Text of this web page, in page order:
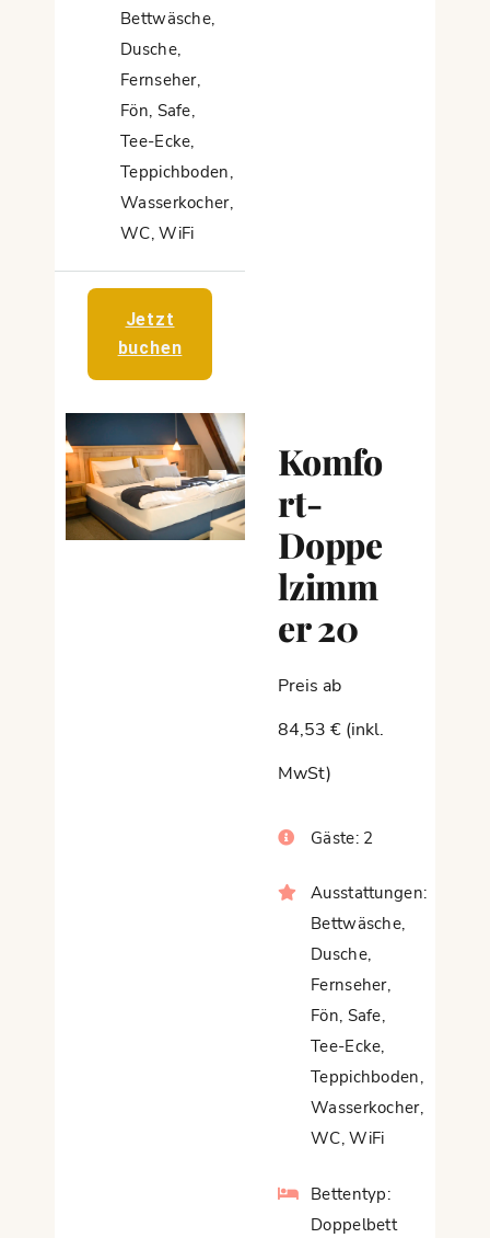
Bettwäsche,
Dusche,
Fernseher,
Fön, Safe,
Tee-Ecke,
Teppichboden,
Wasserkocher,
WC,WiFi
Jetzt
buchen
Komfo
rt-
Doppe
lzimm
er 20
Preis ab
84,53 € (inkl.
MwSt)
Gäste:2
Ausstattungen:
Bettwäsche,
Dusche,
Fernseher,
Fön, Safe,
Tee-Ecke,
Teppichboden,
Wasserkocher,
WC,WiFi
Bettentyp:
Doppelbett